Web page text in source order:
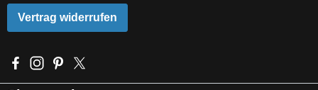
Vertrag widerrufen
Besuche uns auf Facebook – öffnet in neuem Tab (externer
Schau auf Instagram vorbei – öffnet in neuem Tab
Lass dich auf Pinterest inspirieren – öffnet in neuem
Folge uns auf X – öffnet in neuem Tab (externer